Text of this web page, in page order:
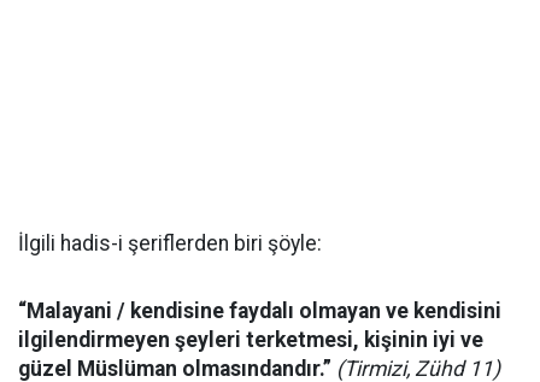
İlgili hadis-i şeriflerden biri şöyle:
“Malayani / kendisine faydalı olmayan ve kendisini
ilgilendirmeyen şeyleri terketmesi, kişinin iyi ve
güzel Müslüman olmasındandır.” (Tirmizi, Zühd 11)